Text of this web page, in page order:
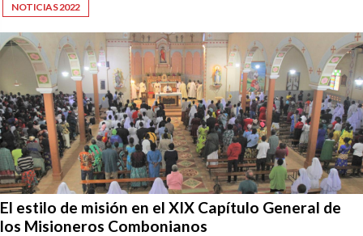
NOTICIAS 2022
El estilo de misión en el XIX Capítulo General de
los Misioneros Combonianos